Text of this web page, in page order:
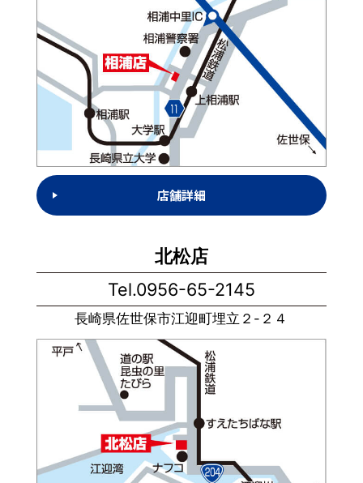
店舗詳細
北松店
Tel.0956-65-2145
長崎県佐世保市江迎町埋立２-２４